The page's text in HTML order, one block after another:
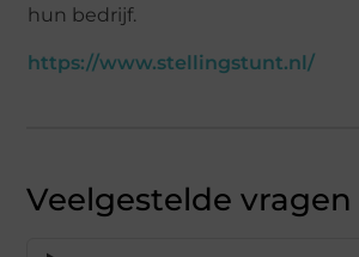
hun bedrijf.
https://www.stellingstunt.nl/
Veelgestelde vragen